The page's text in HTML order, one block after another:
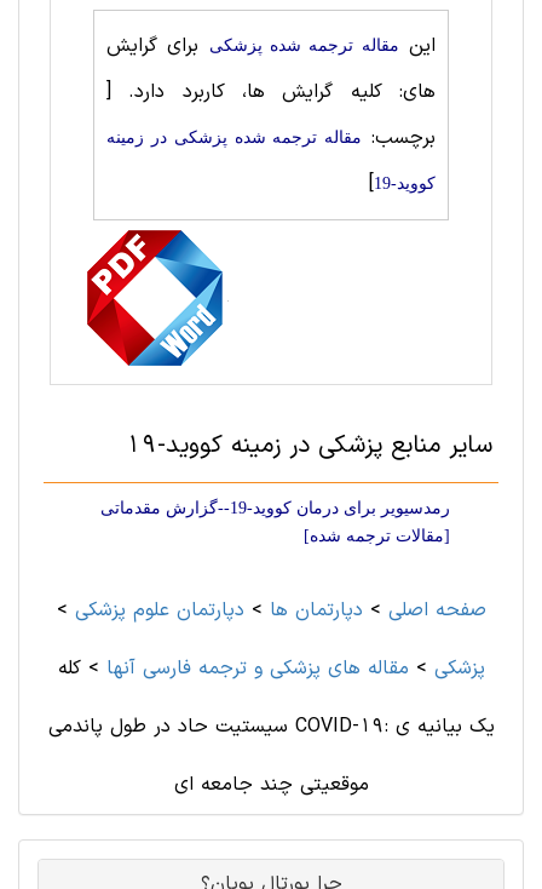
این مقاله ترجمه شده پزشکی
برای گرایش
های: کلیه گرایش ها، کاربرد دارد. [
برچسب: مقاله ترجمه شده پزشکی در زمینه
کووید-19 ]
سایر منابع پزشکی در زمینه کووید-19
رمدسیویر برای درمان کووید-19--گزارش مقدماتی
[مقالات ترجمه شده]
صفحه اصلی > دپارتمان ها > دپارتمان علوم پزشكی >
پزشکی > مقاله های پزشکی و ترجمه فارسی آنها >کله
سیستیت حاد در طول پاندمی COVID-19: یک بیانیه ی
موقعیتی چند جامعه ای